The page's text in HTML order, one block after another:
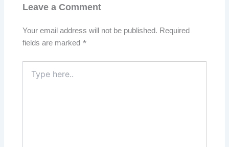
Leave a Comment
Your email address will not be published. Required
fields are marked *
here..